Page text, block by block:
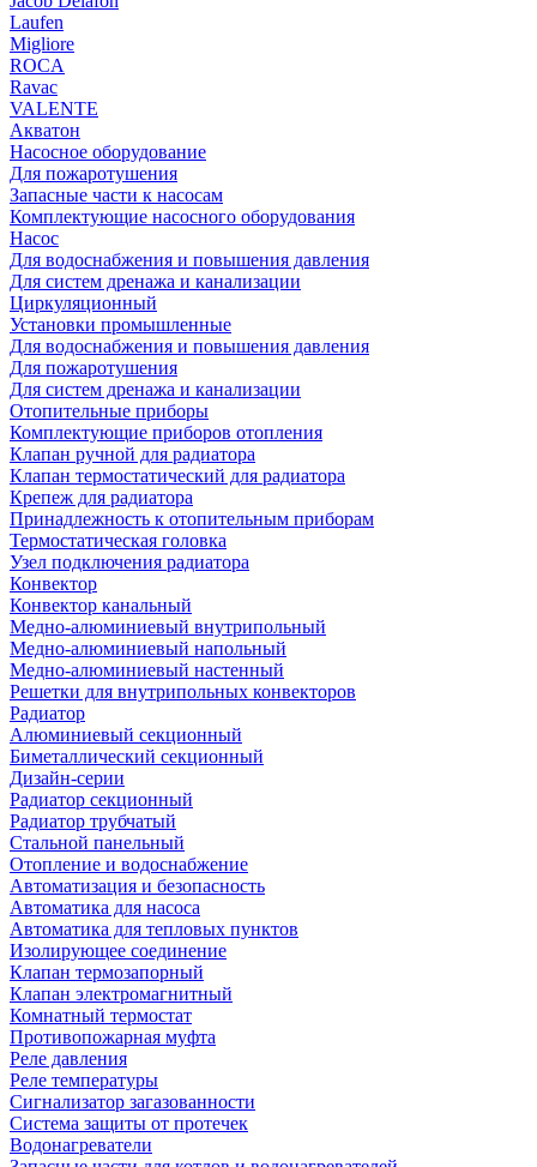
Laufen
Migliore
ROCA
Rаvac
VALENTE
Акватон
Насосное оборудование
Для пожаротушения
Запасные части к насосам
Комплектующие насосного оборудования
Насос
Для водоснабжения и повышения давления
Для систем дренажа и канализации
Циркуляционный
Установки промышленные
Для водоснабжения и повышения давления
Для пожаротушения
Для систем дренажа и канализации
Отопительные приборы
Комплектующие приборов отопления
Клапан ручной для радиатора
Клапан термостатический для радиатора
Крепеж для радиатора
Принадлежность к отопительным приборам
Термостатическая головка
Узел подключения радиатора
Конвектор
Конвектор канальный
Медно-алюминиевый внутрипольный
Медно-алюминиевый напольный
Медно-алюминиевый настенный
Решетки для внутрипольных конвекторов
Радиатор
Алюминиевый секционный
Биметаллический секционный
Дизайн-серии
Радиатор секционный
Радиатор трубчатый
Стальной панельный
Отопление и водоснабжение
Автоматизация и безопасность
Автоматика для насоса
Автоматика для тепловых пунктов
Изолирующее соединение
Клапан термозапорный
Клапан электромагнитный
Комнатный термостат
Противопожарная муфта
Реле давления
Реле температуры
Сигнализатор загазованности
Система защиты от протечек
Водонагреватели